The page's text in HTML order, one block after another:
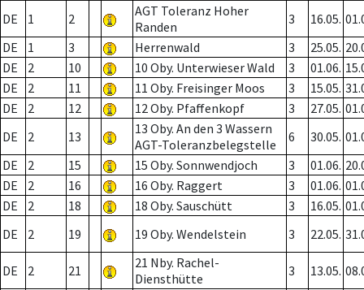
DE
1 2
AGT Toleranz Hoher
Randen
3 16.05.
DE
1 3 Herrenwald 3 25.05.
DE
2 10 10 Oby. Unterwieser Wald 3 01.06.
DE
2 11 11 Oby. Freisinger Moos 3 15.05.
DE
2 12 12 Oby. Pfaffenkopf 3 27.05.
DE
2 13
13 Oby. An den 3 Wassern
AGT-Toleranzbelegstelle
6 30.05.
DE
2 15 15 Oby. Sonnwendjoch 3 01.06.
DE
2 16 16 Oby. Raggert 3 01.06.
DE
2 18 18 Oby. Sauschütt 3 16.05.
DE
2 19 19 Oby. Wendelstein 3 22.05.
DE 2 21
21 Nby. Rachel-
Diensthütte
3 13.05.